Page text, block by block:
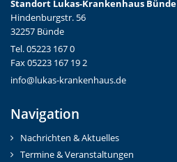
Standort Lukas-Krankenhaus Bünde
Hindenburgstr. 56
32257 Bünde
Tel. 05223 167 0
Fax 05223 167 19 2
info@lukas-krankenhaus.de
Navigation
Nachrichten & Aktuelles
Termine & Veranstaltungen